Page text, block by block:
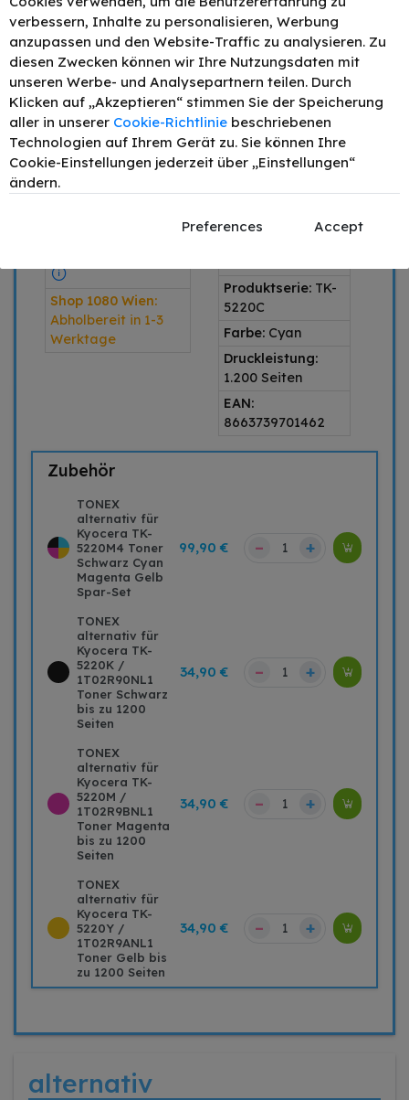
IN DEN WARENKORB
Preis inkl. MwSt. zzgl. Versand
1 x Cyan
SPARE 48,16 €
IM VERGLEICH
Shop 1080 Wien:
Abholbereit in 1-3
Werktage
Produkttyp:
alternativ
Produktart:Toner
Artikelnummer:
Produktserie: TK-
5220C
Farbe: Cyan
Druckleistung:
1.200 Seiten
EAN:
8663739701462
Zubehör
TONEX
alternativ für
Kyocera TK-
5220M4 Toner
Schwarz Cyan
Magenta Gelb
Spar-Set
99,90 € – +
TONEX
alternativ für
Kyocera TK-
5220K /
1T02R90NL1
Toner Schwarz
bis zu 1200
Seiten
34,90 € – +
TONEX
alternativ für
Kyocera TK-
5220M /
1T02R9BNL1
Toner Magenta
bis zu 1200
Seiten
34,90 € – +
TONEX
alternativ für
Kyocera TK-
5220Y /
1T02R9ANL1
Toner Gelb bis
zu 1200 Seiten
34,90 € – +
alternativ
verbessern, Inhalte zu personalisieren, Werbung
anzupassen und den Website-Traffic zu analysieren. Zu
diesen Zwecken können wir Ihre Nutzungsdaten mit
unseren Werbe- und Analysepartnern teilen. Durch
Klicken auf „Akzeptieren“ stimmen Sie der Speicherung
aller in unserer Cookie-Richtlinie beschriebenen
Technologien auf Ihrem Gerät zu. Sie können Ihre
Cookie-Einstellungen jederzeit über „Einstellungen“
ändern.
Preferences Accept